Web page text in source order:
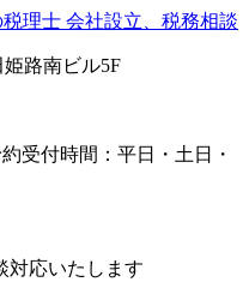
理士 会社設立、税務相談
路南ビル5F
受付時間：平日・土日・
対応いたします